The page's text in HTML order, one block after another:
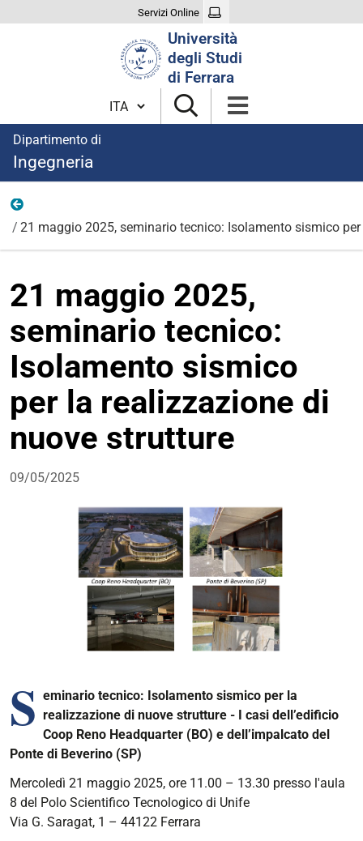
Servizi Online
Università
degli Studi
di Ferrara
Cambia lingua
Dipartimento di
Ingegneria
21 maggio 2025, seminario tecnico: Isolamento sismico
21 maggio 2025,
seminario tecnico:
Isolamento sismico
per la realizzazione di
nuove strutture
09/05/2025
S eminario tecnico: Isolamento sismico per la
realizzazione di nuove strutture - I casi dell’edificio
Coop Reno Headquarter (BO) e dell’impalcato del
Ponte di Beverino (SP)
Mercoledì 21 maggio 2025, ore 11.00 – 13.30 presso l'aula
8 del Polo Scientifico Tecnologico di Unife
Via G. Saragat, 1 – 44122 Ferrara